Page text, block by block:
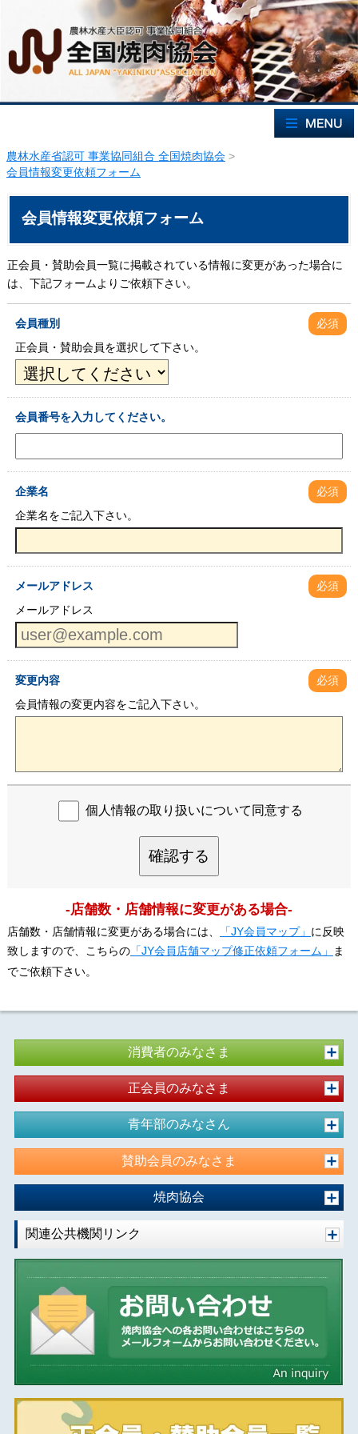
農林水産省認可 事業協同組合 全国焼肉協会 >
会員情報変更依頼フォーム
会員情報変更依頼フォーム
正会員・賛助会員一覧に掲載されている情報に変更があった場合に
は、下記フォームよりご依頼下さい。
会員種別
必須
正会員・賛助会員を選択して下さい。
会員番号を入力してください。
企業名
必須
企業名をご記入下さい。
メールアドレス
必須
メールアドレス
変更内容
必須
会員情報の変更内容をご記入下さい。
個人情報の取り扱いについて同意する
確認する
-店舗数・店舗情報に変更がある場合-
店舗数・店舗情報に変更がある場合には、 「JY会員マップ」 に反映
致しますので、こちらの「JY会員店舗マップ修正依頼フォーム」
ま
でご依頼下さい。
消費者のみなさま
正会員のみなさま
青年部のみなさん
賛助会員のみなさま
焼肉協会
関連公共機関リンク